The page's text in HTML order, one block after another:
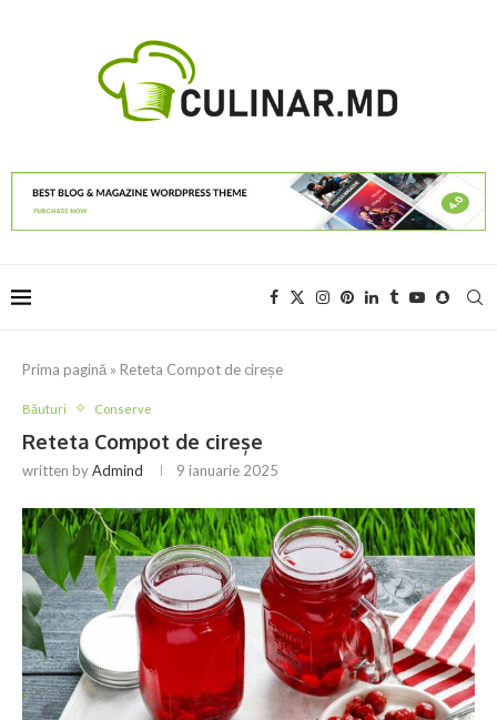
Prima pagină » Reteta Compot de cireșe
Băuturi Conserve
Reteta Compot de cireșe
written byAdmind 9 ianuarie 2025